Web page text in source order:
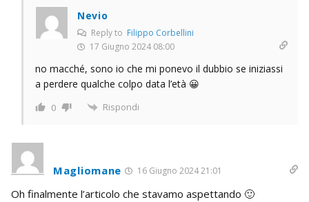
Nevio
Reply to Filippo Corbellini
17 Giugno 2024 08:00
no macché, sono io che mi ponevo il dubbio se iniziassi
a perdere qualche colpo data l’età 😀
0 Rispondi
Magliomane 16 Giugno 2024 21:01
Oh finalmente l’articolo che stavamo aspettando 🙂